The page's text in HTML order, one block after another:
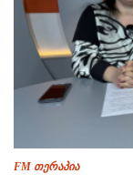
FM თერაპია